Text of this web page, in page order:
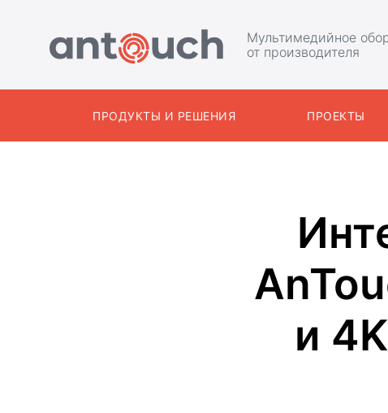
Мультимедийное
от производителя
ПРОЕКТЫ
ПРОДУКТЫ И РЕШЕНИЯ
и